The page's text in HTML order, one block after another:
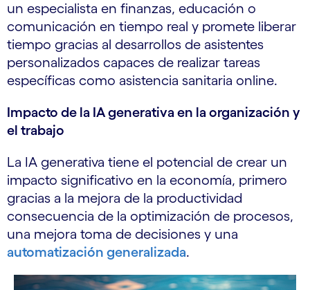
un especialista en finanzas, educación o
comunicación en tiempo real y promete liberar
tiempo gracias al desarrollos de asistentes
personalizados capaces de realizar tareas
específicas como asistencia sanitaria online.
Impacto de la IA generativa en la organización y
el trabajo
La IA generativa tiene el potencial de crear un
impacto significativo en la economía, primero
gracias a la mejora de la productividad
consecuencia de la optimización de procesos,
una mejora toma de decisiones y una
automatización generalizada.